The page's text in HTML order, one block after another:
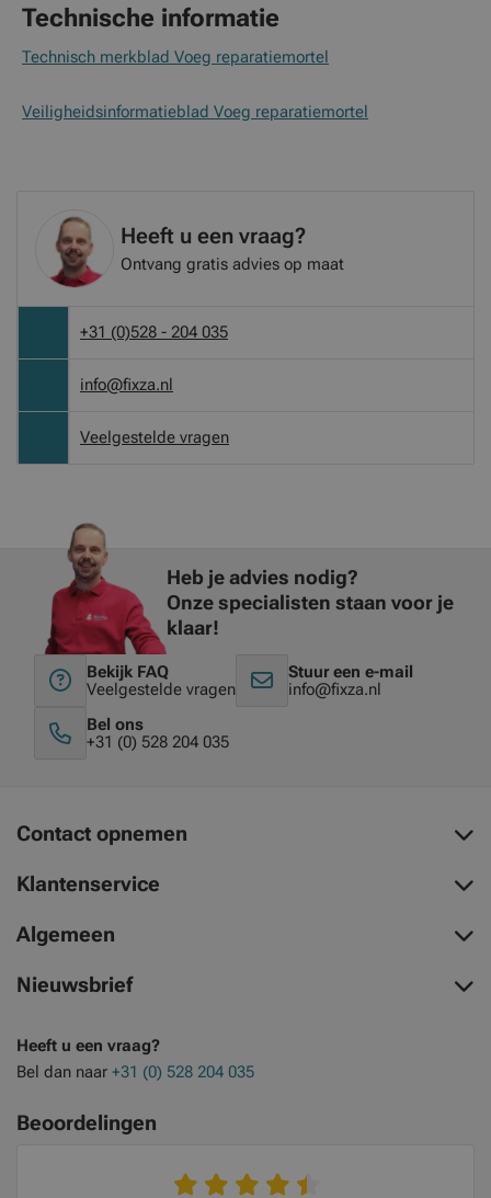
Technische informatie
Technisch merkblad Voeg reparatiemortel
Veiligheidsinformatieblad Voeg reparatiemortel
Heeft u een vraag?
Ontvang gratis advies op maat
+31 (0)528 - 204 035
info@fixza.nl
Veelgestelde vragen
Heb je advies nodig?
Onze specialisten staan voor je
klaar!
Bekijk FAQ
Veelgestelde vragen
Stuur een e-mail
info@fixza.nl
Bel ons
+31 (0) 528 204 035
Contact opnemen
Klantenservice
Algemeen
Nieuwsbrief
Heeft u een vraag?
Bel dan naar +31 (0) 528 204 035
Beoordelingen